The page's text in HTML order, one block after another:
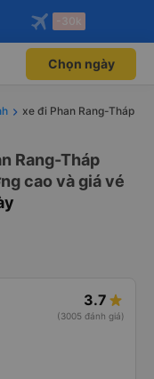
Mở app
qua
Mở app
-30k
Chọn ngày
xe đi Phan Rang-Tháp
Rang-Tháp
cao và giá vé
3.7
(3005 đánh giá)